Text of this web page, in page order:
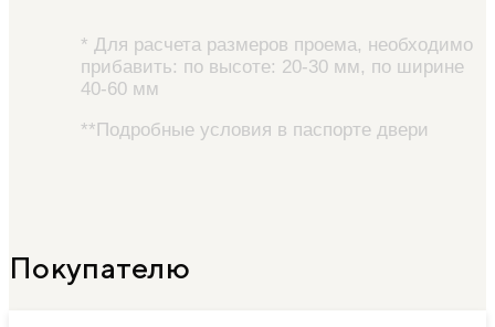
* Для расчета размеров проема, необходимо
прибавить: по высоте: 20-30 мм, по ширине
40-60 мм
**Подробные условия в паспорте двери
Покупателю